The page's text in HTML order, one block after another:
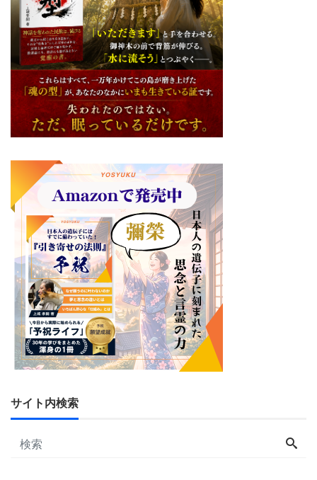
サイト内検索